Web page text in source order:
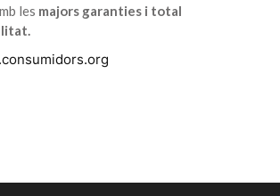
les majors garanties i total